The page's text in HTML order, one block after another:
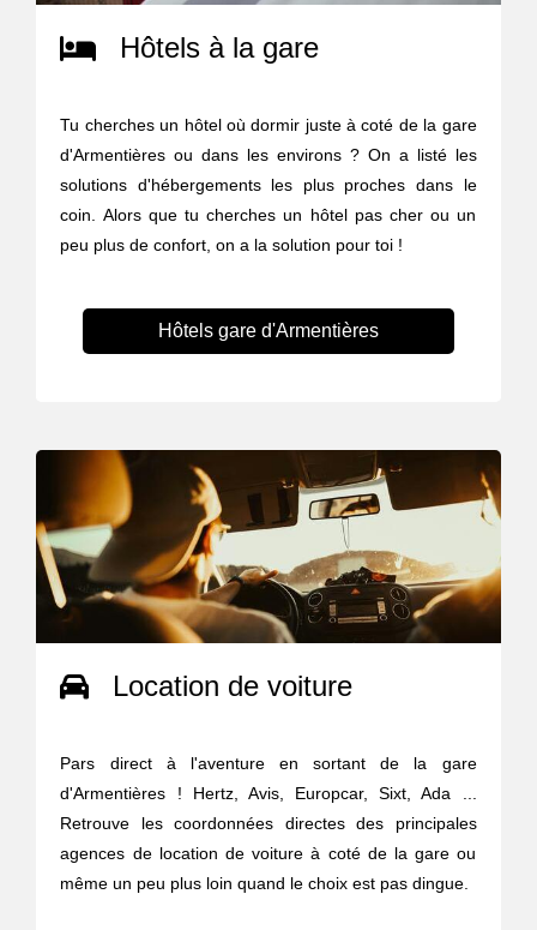
Hôtels à la gare
Tu cherches un hôtel où dormir juste à coté de la gare
d'Armentières ou dans les environs ? On a listé les
solutions d'hébergements les plus proches dans le
coin. Alors que tu cherches un hôtel pas cher ou un
peu plus de confort, on a la solution pour toi !
Hôtels gare d'Armentières
Location de voiture
Pars direct à l'aventure en sortant de la gare
d'Armentières ! Hertz, Avis, Europcar, Sixt, Ada ...
Retrouve les coordonnées directes des principales
agences de location de voiture à coté de la gare ou
même un peu plus loin quand le choix est pas dingue.